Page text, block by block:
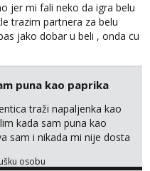
jer mi fali neko da igra belu
trazim partnera za belu
jako dobar u beli , onda cu
Klikni na link ispod i nadji me
puna kao paprika
traži napaljenka kao
kada sam puna kao
sam i nikada mi nije dosta
zato se javi što prije da
osobu